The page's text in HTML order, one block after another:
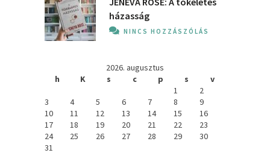
házasság
NINCS HOZZÁSZÓLÁS
2026. augusztus
h
K s c p s
v
1
2
3
4 5 6 7 8
9
10
11 12 13 14 15
16
17
18 19 20 21 22
23
24
25 26 27 28 29
30
31